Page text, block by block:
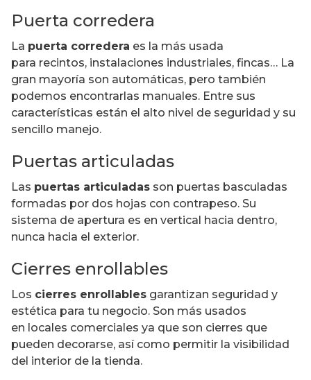
Puerta corredera
La puerta corredera es la más usada
para recintos, instalaciones industriales, fincas… La
gran mayoría son automáticas, pero también
podemos encontrarlas manuales. Entre sus
características están el alto nivel de seguridad y su
sencillo manejo.
Puertas articuladas
Las puertas articuladas son puertas basculadas
formadas por dos hojas con contrapeso. Su
sistema de apertura es en vertical hacia dentro,
nunca hacia el exterior.
Cierres enrollables
Los cierres enrollables garantizan seguridad y
estética para tu negocio. Son más usados
en locales comerciales ya que son cierres que
pueden decorarse, así como permitir la visibilidad
del interior de la tienda.